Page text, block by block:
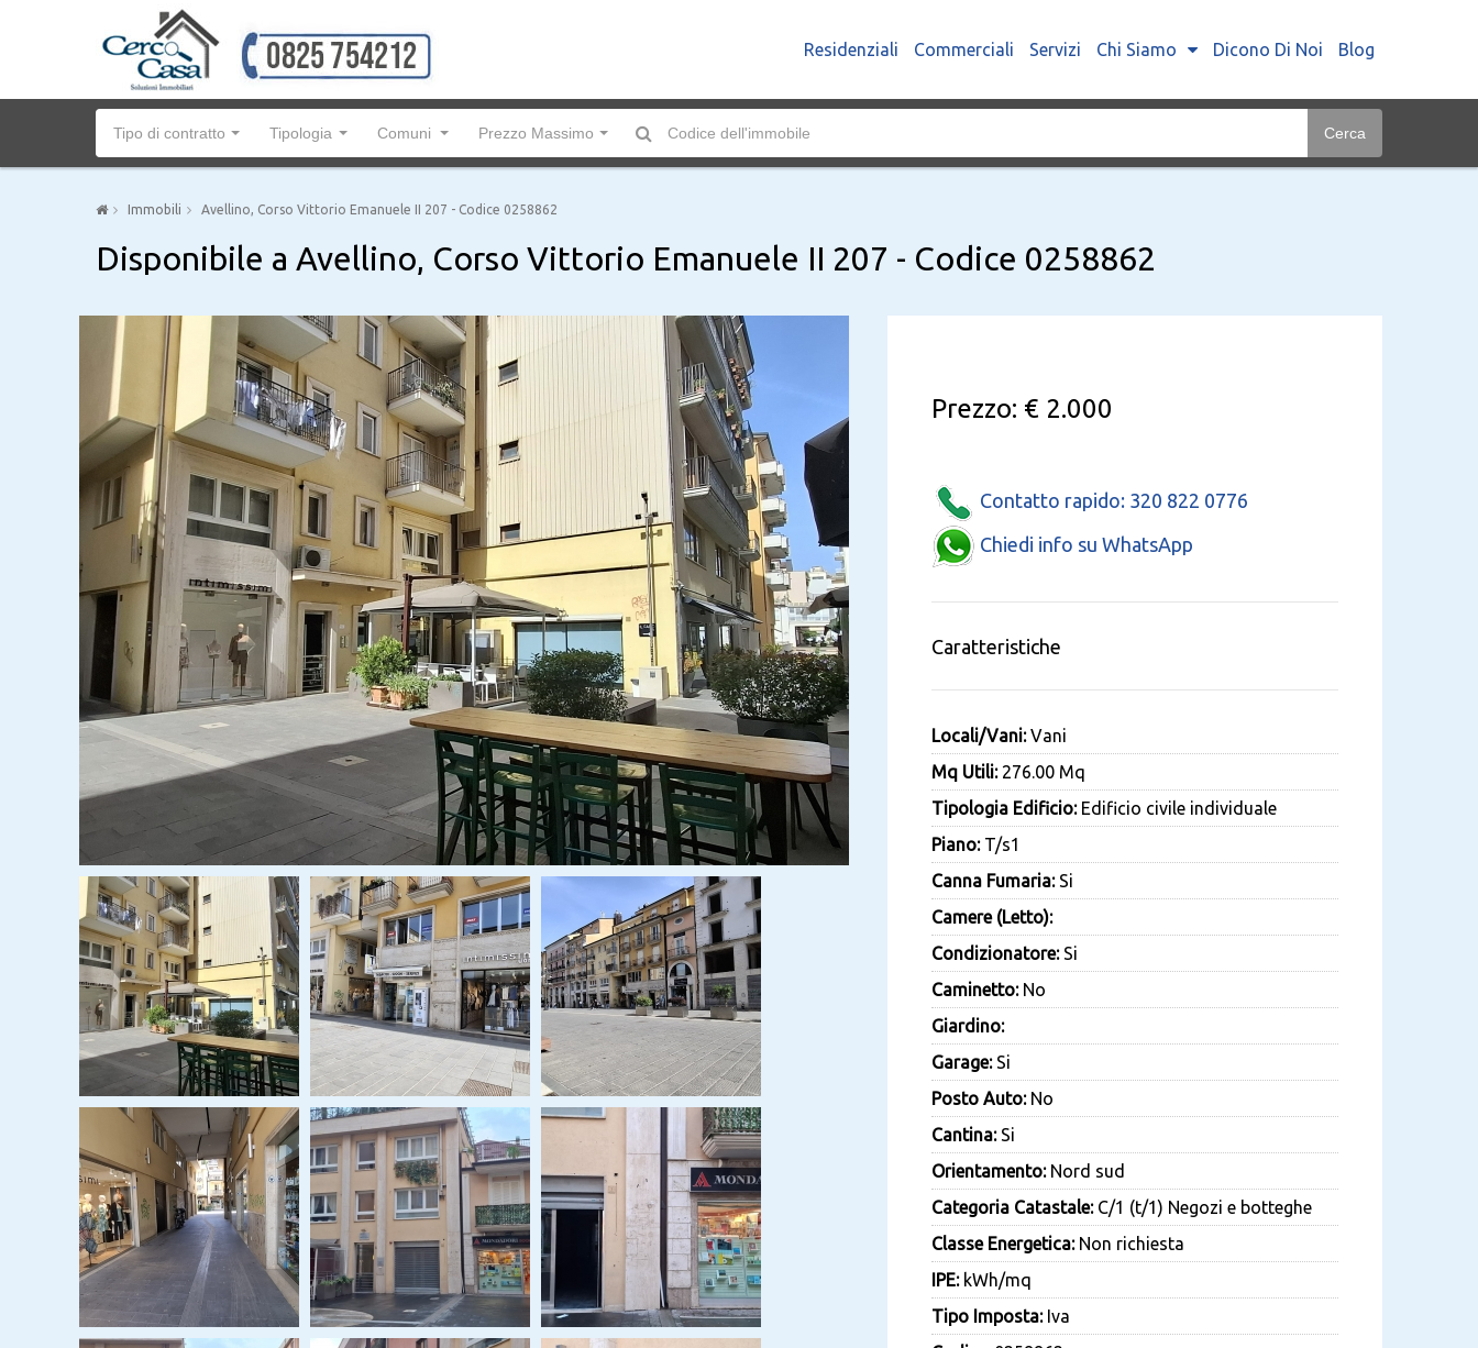
Residenziali Commerciali Servizi Chi Siamo Dicono Di Noi Blog
Tipo di contratto Tipologia Comuni Prezzo Massimo Cerca
Immobili Avellino, Corso Vittorio Emanuele II 207 - Codice 0258862
Disponibile a Avellino, Corso Vittorio Emanuele II 207 - Codice 0258862
Prezzo: € 2.000
Contatto rapido: 320 822 0776
Chiedi info su WhatsApp
Caratteristiche
Locali/Vani:Vani
Mq Utili:276.00 Mq
Tipologia Edificio:Edificio civile individuale
Piano:T/s1
Canna Fumaria:Si
Camere (Letto):
Condizionatore:Si
Caminetto:No
Giardino:
Garage:Si
Posto Auto:No
Cantina:Si
Orientamento:Nord sud
Categoria Catastale:C/1 (t/1) Negozi e botteghe
Classe Energetica:Non richiesta
IPE:kWh/mq
Tipo Imposta:Iva